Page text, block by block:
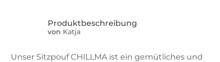
von Katja
Unser Sitzpouf CHILLMA ist ein gemütliches und